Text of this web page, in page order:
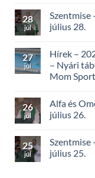
28
júl
Szentmise
július 28.
27
júl
Hírek –
– Nyári
Mom
26
júl
Alfa és
július 26.
25
júl
Szentmise
július 25.